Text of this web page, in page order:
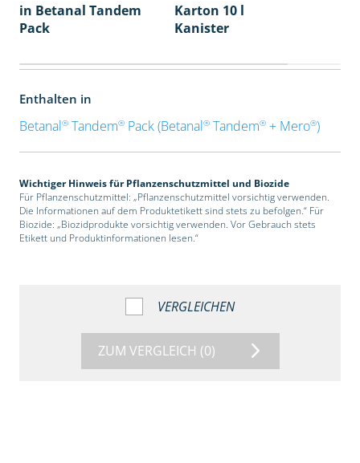
in Betanal Tandem
Pack
Karton 10 l
Kanister
Enthalten in
Betanal®Tandem®Pack (Betanal®Tandem®+ Mero®)
Wichtiger Hinweis für Pflanzenschutzmittel und Biozide
Für Pflanzenschutzmittel: „Pflanzenschutzmittel vorsichtig verwenden.
Die Informationen auf dem Produktetikett sind stets zu befolgen.“ Für
Biozide: „Biozidprodukte vorsichtig verwenden. Vor Gebrauch stets
Etikett und Produktinformationen lesen.“
VERGLEICHEN
ZUM VERGLEICH (0)